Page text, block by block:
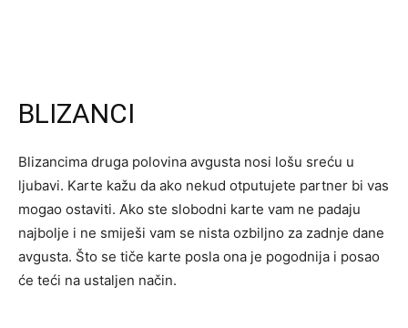
BLIZANCI
Blizancima druga polovina avgusta nosi lošu sreću u
ljubavi. Karte kažu da ako nekud otputujete partner bi vas
mogao ostaviti. Ako ste slobodni karte vam ne padaju
najbolje i ne smiješi vam se nista ozbiljno za zadnje dane
avgusta. Što se tiče karte posla ona je pogodnija i posao
će teći na ustaljen način.